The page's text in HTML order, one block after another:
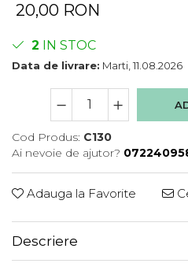
20,00 RON
2 IN STOC
Data de livrare: Marti, 11.08.2026
Cod Produs: C130
Ai nevoie de ajutor?
Adauga la Favorite
Descriere